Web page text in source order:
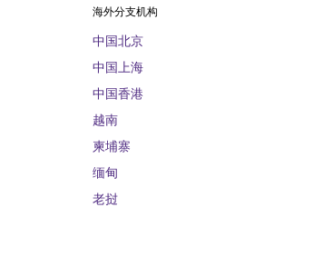
海外分支机构
中国北京
中国上海
中国香港
越南
柬埔寨
缅甸
老挝